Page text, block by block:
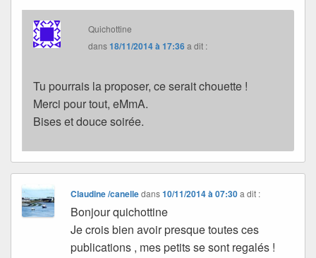
Quichottine
dans18/11/2014 à 17:36a dit :
Tu pourrais la proposer, ce serait chouette !
Merci pour tout, eMmA.
Bises et douce soirée.
Claudine /canelledans10/11/2014 à 07:30 a dit :
Bonjour quichottine
Je crois bien avoir presque toutes ces
publications , mes petits se sont regalés !